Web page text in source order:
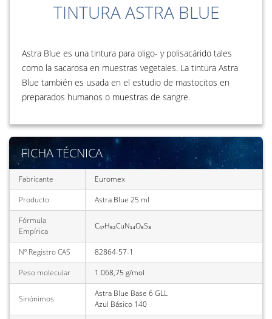
TINTURA ASTRA BLUE
Astra Blue es una tintura para oligo- y polisacárido tales
como la sacarosa en muestras vegetales. La tintura Astra
Blue también es usada en el estudio de mastocitos en
preparados humanos o muestras de sangre.
FICHA TÉCNICA
Fabricante
Euromex
Producto
Astra Blue 25 ml
Fórmula
Empírica
C₄₇H₅₂CuN₁₄O₆S₃
Nº Registro CAS
82864-57-1
Peso molecular
1.068,75 g/mol
Sinónimos
Astra Blue Base 6 GLL
Azul Básico 140